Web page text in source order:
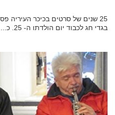
25 שנים של סרטים בכיכר העיריה
בגדי חג לכבוד יום הולדתו ה- 25. כ...